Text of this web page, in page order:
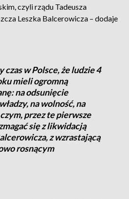
czyli rządu Tadeusza
Leszka Balcerowicza – dodaje
czas w Polsce, że ludzie 4
mieli ogromną
na odsunięcie
na wolność, na
przez te pierwsze
się z likwidacją
z wzrastającą
rosnącym